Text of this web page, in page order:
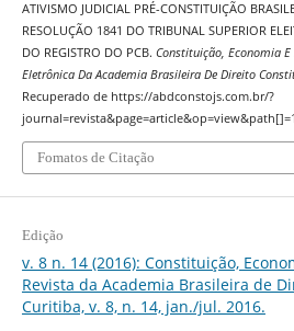
ATIVISMO JUDICIAL PRÉ-CONSTITUIÇÃO
RESOLUÇÃO 1841 DO TRIBUNAL SUPERIOR
DO REGISTRO DO PCB. Constituição, Economia
Eletrônica Da Academia Brasileira De Direito
Recuperado de https://abdconstojs.com.br/?
Fomatos de Citação
Edição
v. 8 n. 14 (2016): Constituição,
Revista da Academia Brasileira de
Curitiba, v. 8, n. 14, jan./jul. 2016.